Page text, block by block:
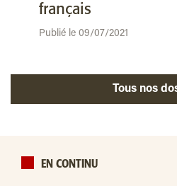
français
Publié le 09/07/2021
Tous nos
EN CONTINU